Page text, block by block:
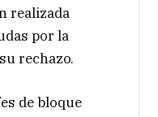
realizada
por la
rechazo.
de bloque